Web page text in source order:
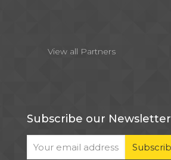
View all Partners
Subscribe our Newsletter